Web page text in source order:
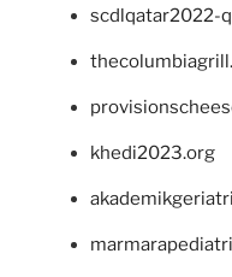
scdlqatar2022-
khedi2023.org